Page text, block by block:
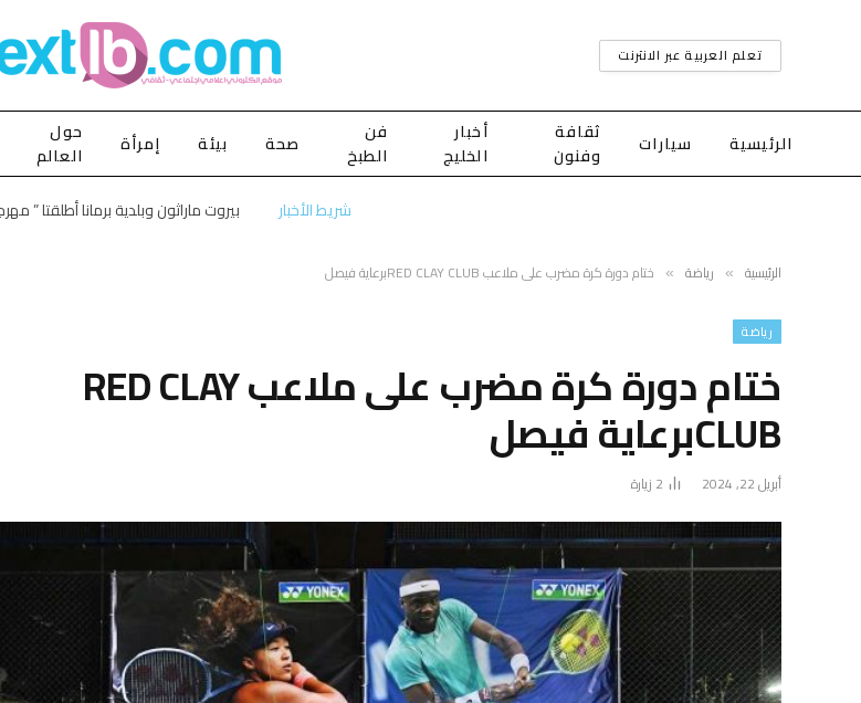
تعلم العربية عبر الانترنت
الرئيسية سيارات
ثقافة
وفنون
أخبار
الخليج
فن
الطبخ
صحة بيئة إمرأة
حول
العالم
شريط الأخبار بيروت ماراثون وبلدية برمانا أطلقتا ”
الرئيسية » رياضة » ختام دورة كرة مضرب على ملاعب RED CLAY CLUBبرعاية فيصل
رياضة
ختام دورة كرة مضرب على ملاعب RED CLAY
CLUBبرعاية فيصل
أبريل 22, 2024 2 زيارة